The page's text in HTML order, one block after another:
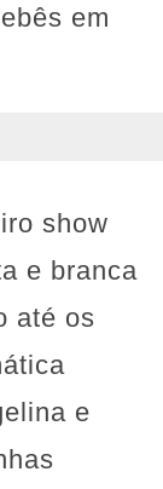
em
show
e branca
até os
e